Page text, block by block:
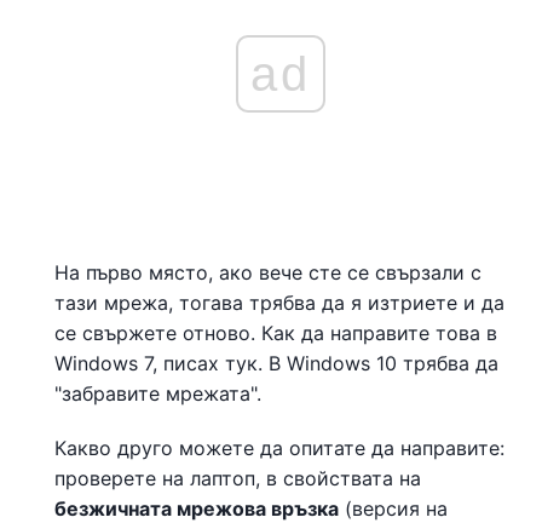
ad
На първо място, ако вече сте се свързали с
тази мрежа, тогава трябва да я изтриете и да
се свържете отново. Как да направите това в
Windows 7, писах тук. В Windows 10 трябва да
"забравите мрежата".
Какво друго можете да опитате да направите:
проверете на лаптоп, в свойствата на
безжичната мрежова връзка (версия на